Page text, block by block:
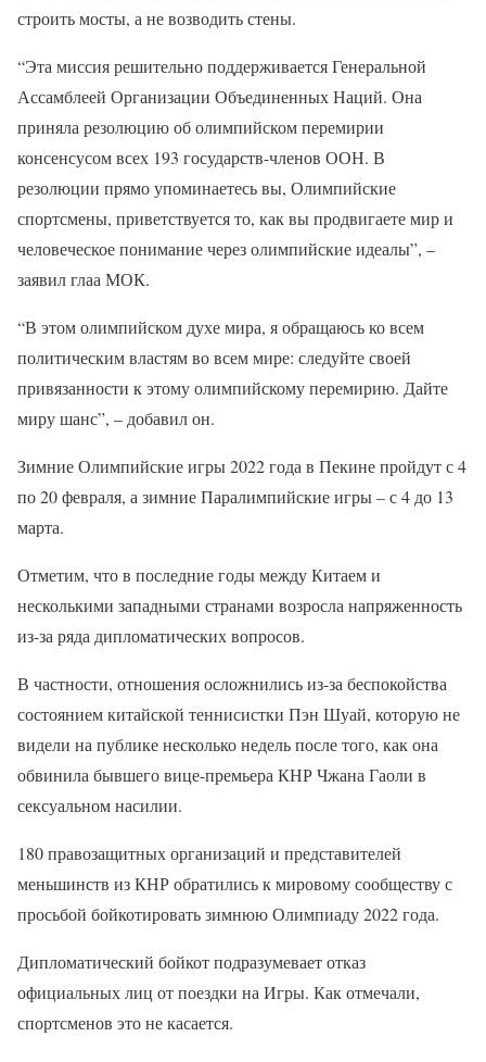
строить мосты, а не возводить стены.
“Эта миссия решительно поддерживается Генеральной
Ассамблеей Организации Объединенных Наций. Она
приняла резолюцию об олимпийском перемирии
консенсусом всех 193 государств-членов ООН. В
резолюции прямо упоминаетесь вы, Олимпийские
спортсмены, приветствуется то, как вы продвигаете мир и
человеческое понимание через олимпийские идеалы”, –
заявил глаа МОК.
“В этом олимпийском духе мира, я обращаюсь ко всем
политическим властям во всем мире: следуйте своей
привязанности к этому олимпийскому перемирию. Дайте
миру шанс”, – добавил он.
Зимние Олимпийские игры 2022 года в Пекине пройдут с 4
по 20 февраля, а зимние Паралимпийские игры – с 4 до 13
марта.
Отметим, что в последние годы между Китаем и
несколькими западными странами возросла напряженность
из-за ряда дипломатических вопросов.
В частности, отношения осложнились из-за беспокойства
состоянием китайской теннисистки Пэн Шуай, которую не
видели на публике несколько недель после того, как она
обвинила бывшего вице-премьера КНР Чжана Гаоли в
сексуальном насилии.
180 правозащитных организаций и представителей
меньшинств из КНР обратились к мировому сообществу с
просьбой бойкотировать зимнюю Олимпиаду 2022 года.
Дипломатический бойкот подразумевает отказ
официальных лиц от поездки на Игры. Как отмечали,
спортсменов это не касается.